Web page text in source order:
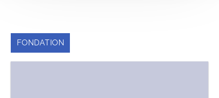
FONDATION